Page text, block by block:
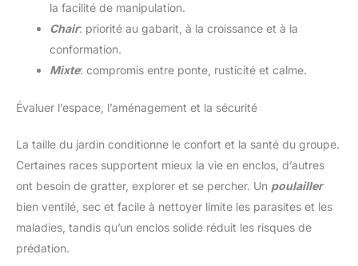
la facilité de manipulation.
Chair: priorité au gabarit, à la croissance et à la
conformation.
Mixte: compromis entre ponte, rusticité et calme.
Évaluer l’espace, l’aménagement et la sécurité
La taille du jardin conditionne le confort et la santé du groupe.
Certaines races supportent mieux la vie en enclos, d’autres
ont besoin de gratter, explorer et se percher. Un poulailler
bien ventilé, sec et facile à nettoyer limite les parasites et les
maladies, tandis qu’un enclos solide réduit les risques de
prédation.